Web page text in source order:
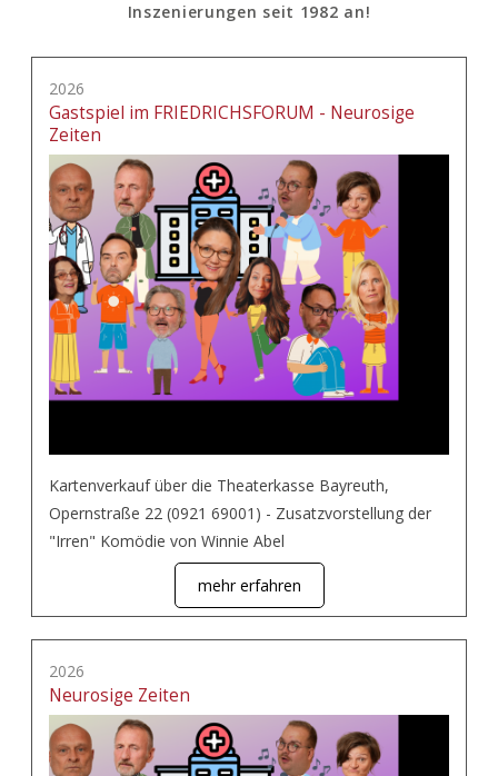
Inszenierungen seit 1982 an!
2026
Gastspiel im FRIEDRICHSFORUM - Neurosige
Zeiten
Kartenverkauf über die Theaterkasse Bayreuth,
Opernstraße 22 (0921 69001) - Zusatzvorstellung der
"Irren" Komödie von Winnie Abel
mehr erfahren
2026
Neurosige Zeiten